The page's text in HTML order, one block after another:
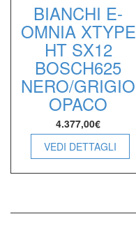
BIANCHI E-
OMNIA XTYPE
HT SX12
BOSCH625
NERO/GRIGIO
OPACO
4.377,00€
VEDI DETTAGLI